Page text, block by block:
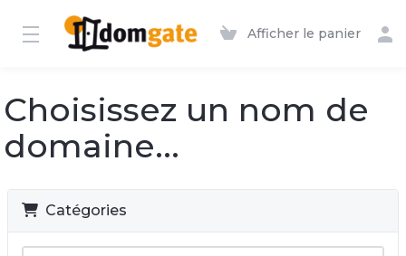
Afficher le panier
Choisissez un nom de
domaine...
Catégories